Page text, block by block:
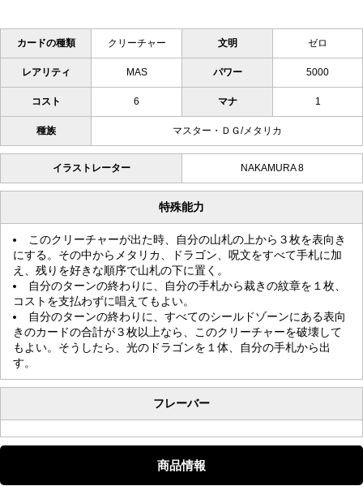
カードの種類 クリーチャー 文明 ゼロ
レアリティ MAS パワー 5000
コスト 6 マナ 1
種族 マスター・ＤＧ/メタリカ
イラストレーター NAKAMURA 8
特殊能力
このクリーチャーが出た時、自分の山札の上から３枚を表向き
にする。その中からメタリカ、ドラゴン、呪文をすべて手札に加
え、残りを好きな順序で山札の下に置く。
自分のターンの終わりに、自分の手札から裁きの紋章を１枚、
コストを支払わずに唱えてもよい。
自分のターンの終わりに、すべてのシールドゾーンにある表向
きのカードの合計が３枚以上なら、このクリーチャーを破壊して
もよい。そうしたら、光のドラゴンを１体、自分の手札から出
す。
フレーバー
商品情報